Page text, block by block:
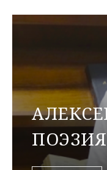
ПОЭЗИЯ